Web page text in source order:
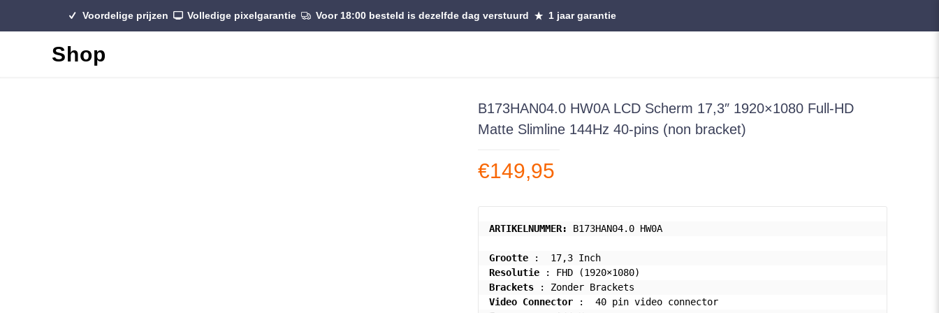
Voordelige prijzen Volledige pixelgarantie Voor 18:00 besteld is dezelfde dag verstuurd 1 jaar garantie
Shop
B173HAN04.0 HW0A LCD Scherm 17,3″ 1920×1080 Full-HD
Matte Slimline 144Hz 40-pins (non bracket)
€149,95
ARTIKELNUMMER: B173HAN04.0 HW0A
Grootte
Resolutie
Brackets
Video Connector